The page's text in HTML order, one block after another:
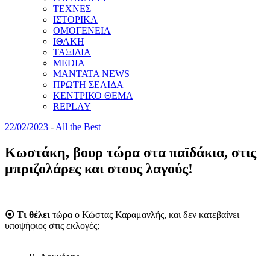
ΤΕΧΝΕΣ
ΙΣΤΟΡΙΚΑ
ΟΜΟΓΕΝΕΙΑ
ΙΘΑΚΗ
ΤΑΞΙΔΙΑ
MEDIA
MANTATA NEWS
ΠΡΩΤΗ ΣΕΛΙΔΑ
ΚΕΝΤΡΙΚΟ ΘΕΜΑ
REPLAY
22/02/2023 - All the Best
Κωστάκη, βουρ τώρα στα παϊδάκια, στις
μπριζολάρες και στους λαγούς!
⦿ Τι θέλει τώρα ο Κώστας Καραμανλής, και δεν κατεβαίνει
υποψήφιος στις εκλογές;